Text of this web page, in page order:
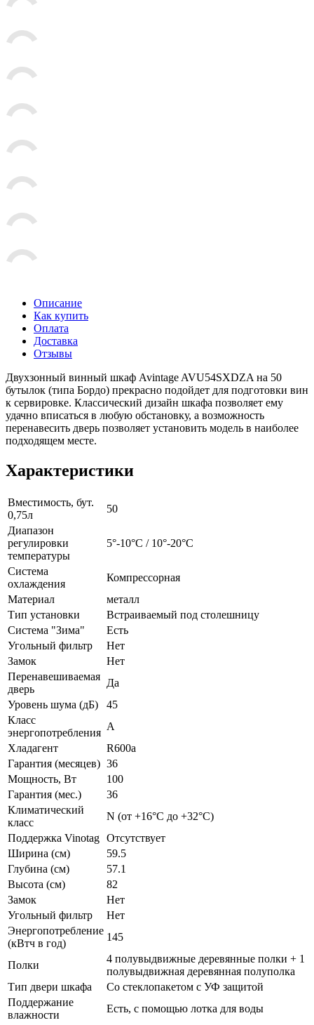
Описание
Как купить
Оплата
Доставка
Отзывы
Двухзонный винный шкаф Avintage AVU54SXDZA на 50
бутылок (типа Бордо) прекрасно подойдет для подготовки вин
к сервировке. Классический дизайн шкафа позволяет ему
удачно вписаться в любую обстановку, а возможность
перенавесить дверь позволяет установить модель в наиболее
подходящем месте.
Характеристики
Вместимость, бут.
0,75л
50
Диапазон
регулировки
температуры
5°-10°C / 10°-20°C
Система
охлаждения
Компрессорная
Материал
металл
Тип установки
Встраиваемый под столешницу
Система "Зима"
Есть
Угольный фильтр
Нет
Замок
Нет
Перенавешиваемая
дверь
Да
Уровень шума (дБ)
45
Класс
энергопотребления
A
Хладагент
R600a
Гарантия (месяцев) 36
Мощность, Вт
100
Гарантия (мес.)
36
Климатический
класс
N (от +16°C до +32°C)
Поддержка Vinotag Отсутствует
Ширина (см)
59.5
Глубина (см)
57.1
Высота (см)
82
Замок
Нет
Угольный фильтр
Нет
Энергопотребление
(кВтч в год)
145
Полки
4 полувыдвижные деревянные полки + 1
полувыдвижная деревянная полуполка
Тип двери шкафа
Со стеклопакетом с УФ защитой
Поддержание
влажности
Есть, с помощью лотка для воды